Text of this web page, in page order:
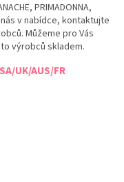
PRIMADONNA,
nás v nabídce, kontaktujte
Můžeme pro Vás
výrobců skladem.
UK/AUS/FR